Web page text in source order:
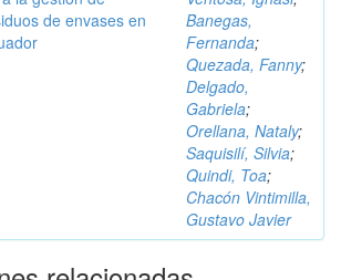
de envases en
Banegas,
Fernanda;
Quezada, Fanny;
Delgado,
Gabriela;
Orellana, Nataly;
Saquisilí, Silvia;
Quindi, Toa;
Chacón Vintimilla,
Gustavo Javier